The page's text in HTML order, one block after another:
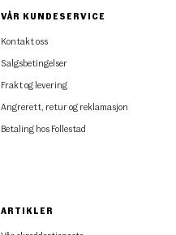
VÅR KUNDESERVICE
Kontakt oss
Salgsbetingelser
Frakt og levering
Angrerett, retur og reklamasjon
Betaling hos Follestad
ARTIKLER